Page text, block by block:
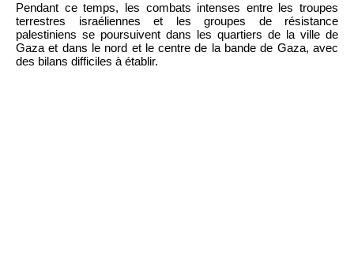
Pendant ce temps, les combats intenses entre les troupes
terrestres israéliennes et les groupes de résistance
palestiniens se poursuivent dans les quartiers de la ville de
Gaza et dans le nord et le centre de la bande de Gaza, avec
des bilans difficiles à établir.